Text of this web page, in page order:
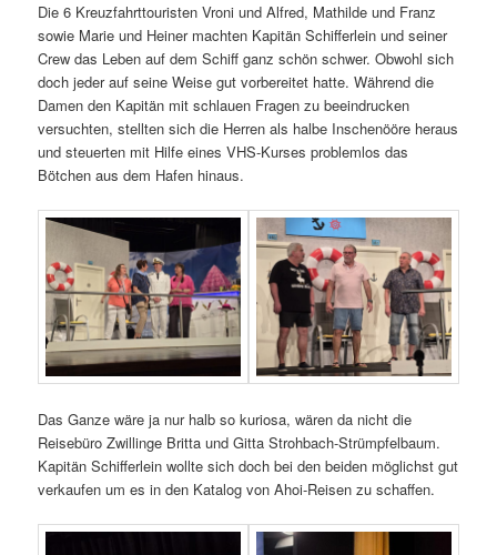
Die 6 Kreuzfahrttouristen Vroni und Alfred, Mathilde und Franz
sowie Marie und Heiner machten Kapitän Schifferlein und seiner
Crew das Leben auf dem Schiff ganz schön schwer. Obwohl sich
doch jeder auf seine Weise gut vorbereitet hatte. Während die
Damen den Kapitän mit schlauen Fragen zu beeindrucken
versuchten, stellten sich die Herren als halbe Inschenööre heraus
und steuerten mit Hilfe eines VHS-Kurses problemlos das
Bötchen aus dem Hafen hinaus.
Das Ganze wäre ja nur halb so kuriosa, wären da nicht die
Reisebüro Zwillinge Britta und Gitta Strohbach-Strümpfelbaum.
Kapitän Schifferlein wollte sich doch bei den beiden möglichst gut
verkaufen um es in den Katalog von Ahoi-Reisen zu schaffen.